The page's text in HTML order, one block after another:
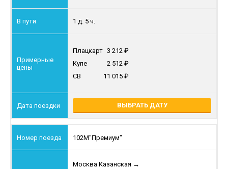
1 д. 5 ч.
Плацкарт 3 212
Купе
2 512
СВ
11 015
ВЫБРАТЬ ДАТУ
102М"Премиум"
Москва Казанская →